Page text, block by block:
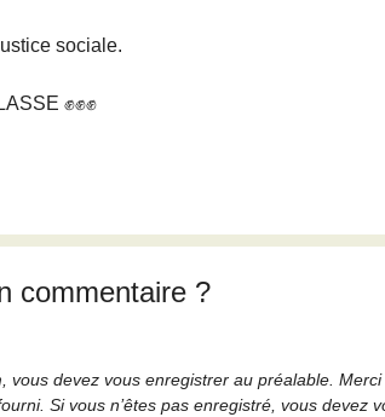
sociale.
✊✊✊
commentaire ?
vous devez vous enregistrer au préalable. Merci
Si vous n’êtes pas enregistré, vous devez